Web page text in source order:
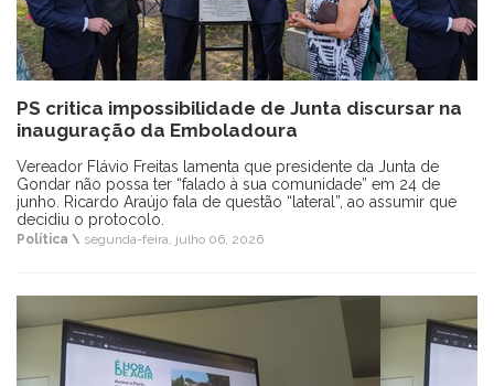
PS critica impossibilidade de Junta discursar na
inauguração da Emboladoura
Vereador Flávio Freitas lamenta que presidente da Junta de
Gondar não possa ter “falado à sua comunidade” em 24 de
junho. Ricardo Araújo fala de questão “lateral”, ao assumir que
decidiu o protocolo.
Política \ segunda-feira, julho 06, 2026